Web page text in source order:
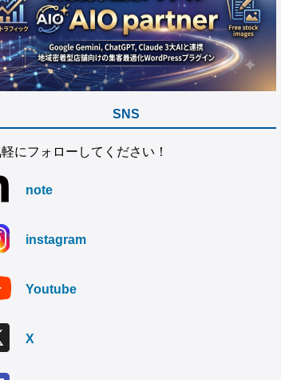
SNS
にフォローしてください！
note
instagram
Youtube
X